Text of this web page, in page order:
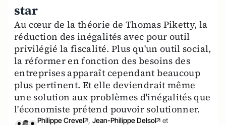
star
Au cœur de la théorie de Thomas Piketty, la
réduction des inégalités avec pour outil
privilégié la fiscalité. Plus qu'un outil social,
la réformer en fonction des besoins des
entreprises apparaît cependant beaucoup
plus pertinent. Et elle deviendrait même
une solution aux problèmes d'inégalités que
l'économiste prétend pouvoir solutionner.
Philippe Crevel , Jean-Philippe Delsol
et